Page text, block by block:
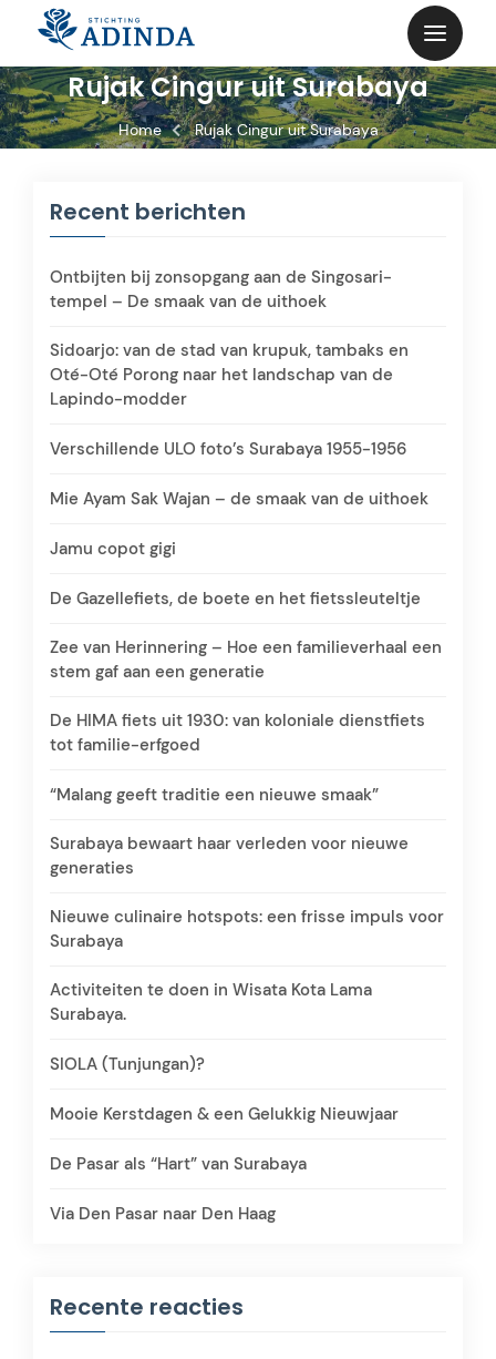
content
Rujak Cingur uit Surabaya
Home Rujak Cingur uit Surabaya
Recent berichten
Ontbijten bij zonsopgang aan de Singosari-
tempel – De smaak van de uithoek
Sidoarjo: van de stad van krupuk, tambaks en
Oté-Oté Porong naar het landschap van de
Lapindo-modder
Verschillende ULO foto’s Surabaya 1955-1956
Mie Ayam Sak Wajan – de smaak van de uithoek
Jamu copot gigi
De Gazellefiets, de boete en het fietssleuteltje
Zee van Herinnering – Hoe een familieverhaal een
stem gaf aan een generatie
De HIMA fiets uit 1930: van koloniale dienstfiets
tot familie-erfgoed
“Malang geeft traditie een nieuwe smaak”
Surabaya bewaart haar verleden voor nieuwe
generaties
Nieuwe culinaire hotspots: een frisse impuls voor
Surabaya
Activiteiten te doen in Wisata Kota Lama
Surabaya.
SIOLA (Tunjungan)?
Mooie Kerstdagen & een Gelukkig Nieuwjaar
De Pasar als “Hart” van Surabaya
Via Den Pasar naar Den Haag
Recente reacties